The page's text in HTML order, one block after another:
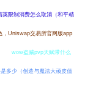
英限制消费怎么取消（和平精
，Uniswap交易所官网版app
wow盗贼pvp天赋带什么
多少（创造与魔法大顽皮值